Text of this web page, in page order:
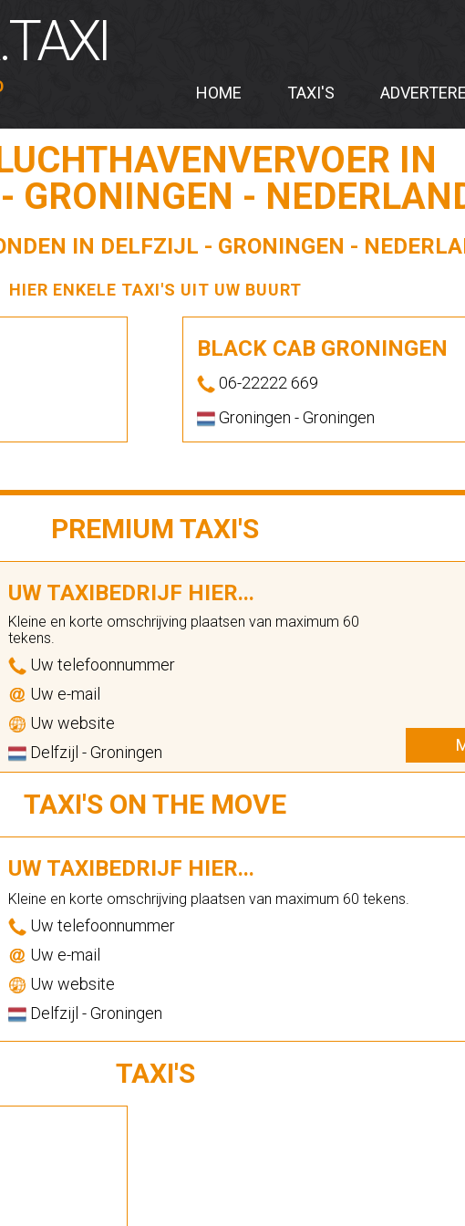
HOME TAXI'S
IN
GRONINGEN -
IN DELFZIJL - GRONINGEN -
HIER ENKELE TAXI'S UIT UW BUURT
BLACK CAB GRONINGEN
06-22222 669
Groningen - Groningen
PREMIUM TAXI'S
UW TAXIBEDRIJF HIER...
Kleine en korte omschrijving plaatsen van maximum 60
tekens.
Uw telefoonnummer
Uw e-mail
Uw website
Delfzijl - Groningen
TAXI'S ON THE MOVE
UW TAXIBEDRIJF HIER...
Kleine en korte omschrijving plaatsen van maximum 60 tekens.
Uw telefoonnummer
Uw e-mail
Uw website
Delfzijl - Groningen
TAXI'S